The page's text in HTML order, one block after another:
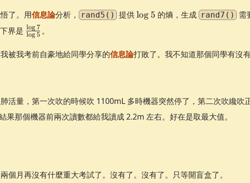
\frac{8}
{7}
了。用信息論分析， rand5() 提供\log
log 5 的熵，生成 rand7() 需
界是 \frac{\log
7}{\log
5}
log 5
log 7 。
被我考前自豪地給同學分享的信息論打敗了。我不知道那個同學有沒有
活量，第一次吹的時候吹 1100mL 多時機器突然停了，第二次吹纔吹
果那個機器前兩次讀數都給我讀成 2.2m 左右。好在是取最大值。
個月再沒有什麼重大考試了。沒有了。沒有了。只等開盲盒了。